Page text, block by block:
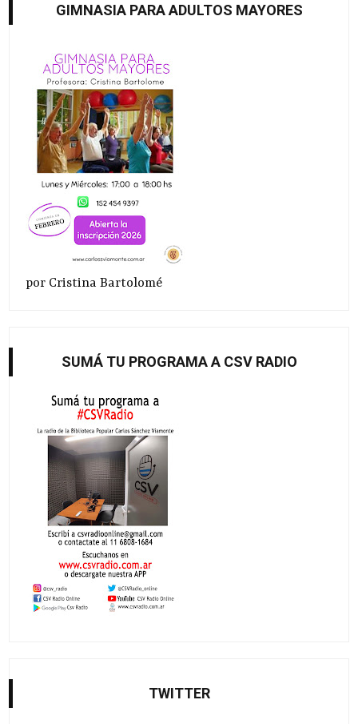
GIMNASIA PARA ADULTOS MAYORES
por Cristina Bartolomé
SUMÁ TU PROGRAMA A CSV RADIO
TWITTER